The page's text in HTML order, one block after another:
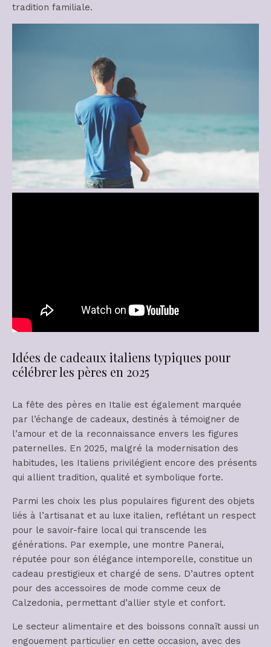
tradition familiale.
Idées de cadeaux italiens typiques pour
célébrer les pères en 2025
La fête des pères en Italie est également marquée
par l’échange de cadeaux, destinés à témoigner de
l’amour et de la reconnaissance envers les figures
paternelles. En 2025, malgré la modernisation des
habitudes, les Italiens privilégient encore des présents
qui allient tradition, qualité et symbolique forte.
Parmi les choix les plus populaires figurent des objets
liés à l’artisanat et au luxe italien, reflétant un respect
pour le savoir-faire local qui transcende les
générations. Par exemple, une montre Panerai,
réputée pour son élégance intemporelle, constitue un
cadeau prestigieux et chargé de sens. D’autres optent
pour des accessoires de mode comme ceux de
Calzedonia, permettant d’allier style et confort.
Le secteur alimentaire et des boissons connaît aussi un
engouement particulier en cette occasion, avec des